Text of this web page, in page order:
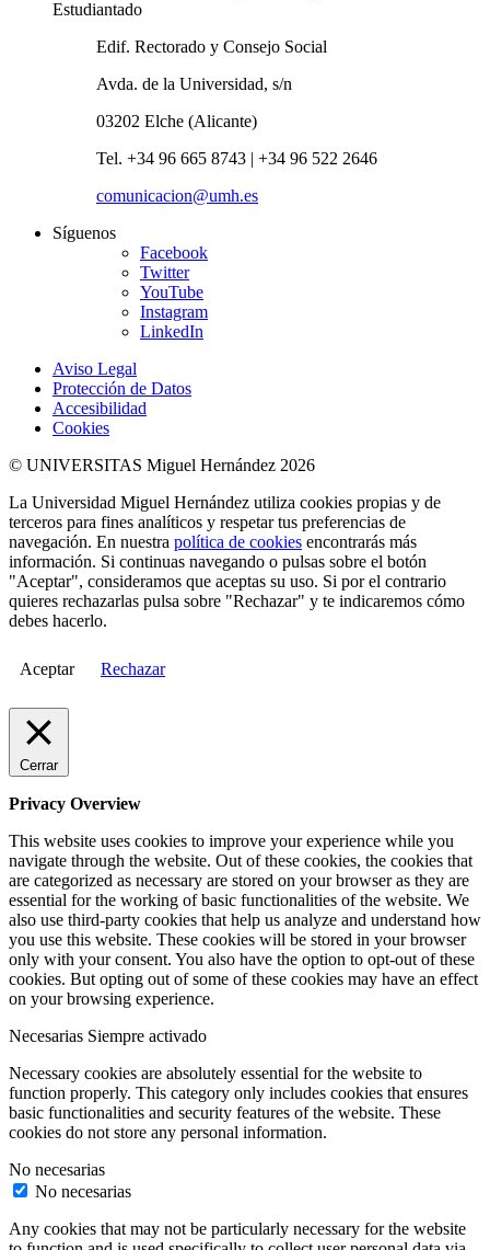
Estudiantado
Edif. Rectorado y Consejo Social
Avda. de la Universidad, s/n
03202 Elche (Alicante)
Tel. +34 96 665 8743 | +34 96 522 2646
comunicacion@umh.es
Síguenos
Facebook
Twitter
YouTube
Instagram
LinkedIn
Aviso Legal
Protección de Datos
Accesibilidad
Cookies
© UNIVERSITAS Miguel Hernández 2026
La Universidad Miguel Hernández utiliza cookies propias y de
terceros para fines analíticos y respetar tus preferencias de
navegación. En nuestra política de cookies encontrarás más
información. Si continuas navegando o pulsas sobre el botón
"Aceptar", consideramos que aceptas su uso. Si por el contrario
quieres rechazarlas pulsa sobre "Rechazar" y te indicaremos cómo
debes hacerlo.
Aceptar Rechazar
Cerrar
Privacy Overview
This website uses cookies to improve your experience while you
navigate through the website. Out of these cookies, the cookies that
are categorized as necessary are stored on your browser as they are
essential for the working of basic functionalities of the website. We
also use third-party cookies that help us analyze and understand how
you use this website. These cookies will be stored in your browser
only with your consent. You also have the option to opt-out of these
cookies. But opting out of some of these cookies may have an effect
on your browsing experience.
Necesarias Siempre activado
Necessary cookies are absolutely essential for the website to
function properly. This category only includes cookies that ensures
basic functionalities and security features of the website. These
cookies do not store any personal information.
No necesarias
No necesarias
Any cookies that may not be particularly necessary for the website